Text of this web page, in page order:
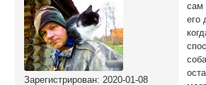
Зарегистрирован: 2020-01-08
сам
его